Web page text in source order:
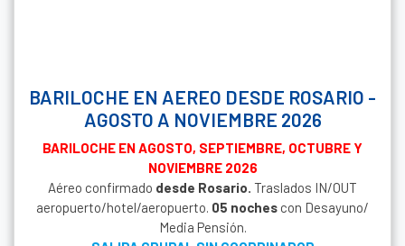
BARILOCHE EN AEREO DESDE ROSARIO -
AGOSTO A NOVIEMBRE 2026
BARILOCHE EN AGOSTO, SEPTIEMBRE, OCTUBRE Y
NOVIEMBRE 2026
Aéreo confirmado desde Rosario. Traslados IN/OUT
aeropuerto/hotel/aeropuerto. 05 noches con Desayuno/
Media Pensión.